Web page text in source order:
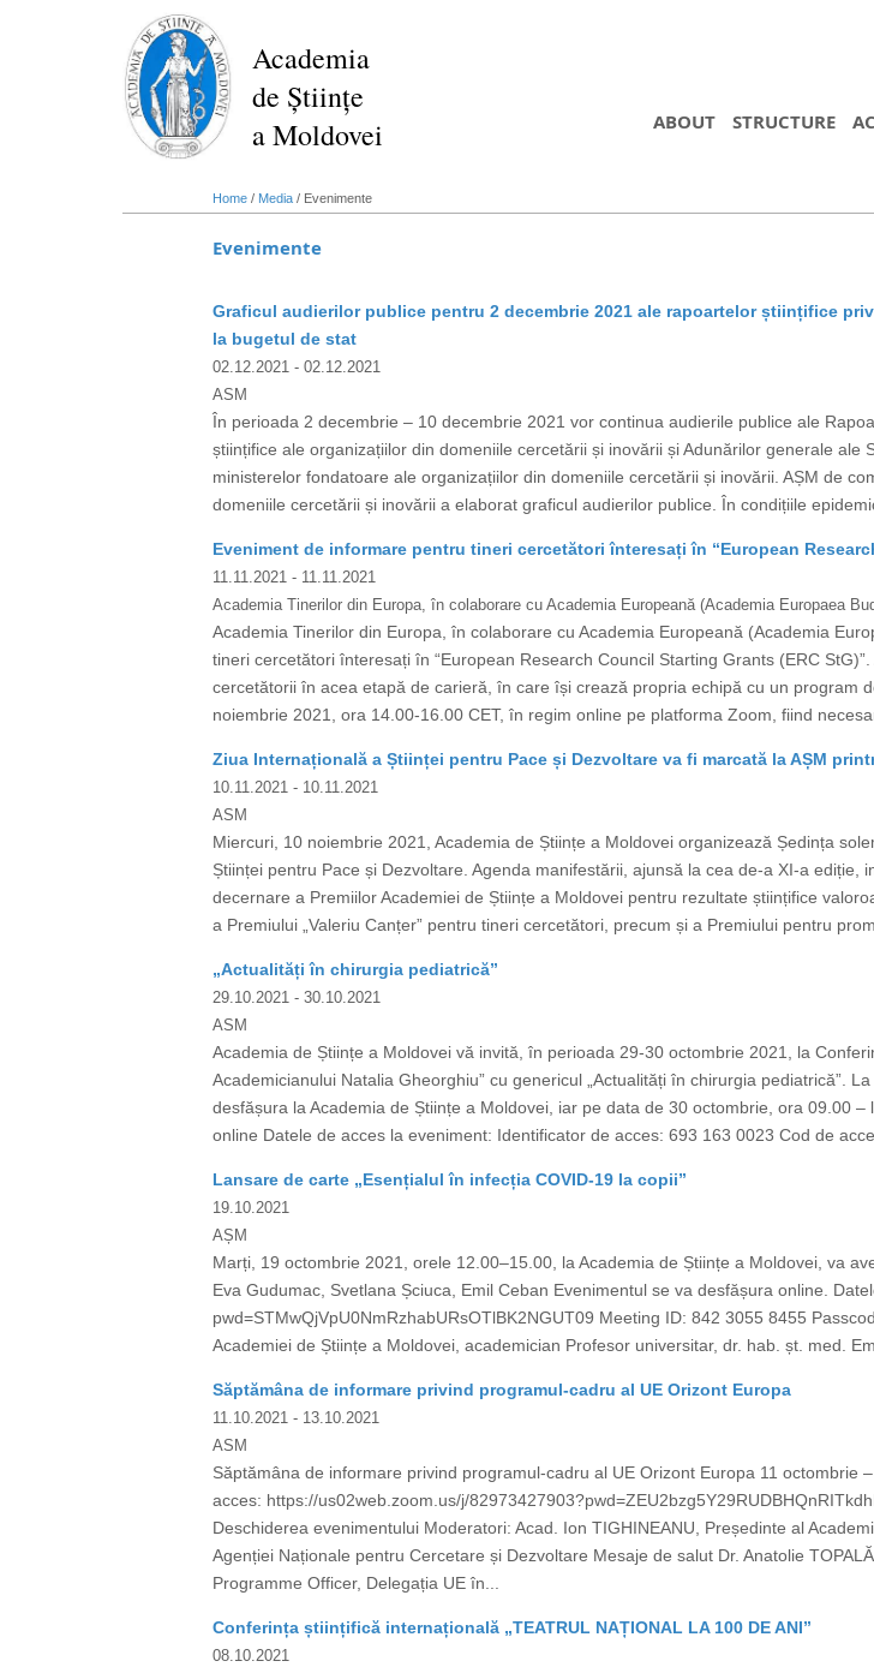
Academia
de Științe
a Moldovei
ABOUT STRUCTURE
Home / Media / Evenimente
Evenimente
Graficul audierilor publice pentru 2 decembrie 2021 ale rapoartelor științifice
la bugetul de stat
02.12.2021 - 02.12.2021
ASM
În perioada 2 decembrie – 10 decembrie 2021 vor continua audierile publice ale
științifice ale organizațiilor din domeniile cercetării și inovării și Adunărilor generale
ministerelor fondatoare ale organizațiilor din domeniile cercetării și inovării. AȘM de
domeniile cercetării și inovării a elaborat graficul audierilor publice. În condițiile
Eveniment de informare pentru tineri cercetători înteresați în “European
11.11.2021 - 11.11.2021
Academia Tinerilor din Europa, în colaborare cu Academia Europeană (Academia Europaea
Academia Tinerilor din Europa, în colaborare cu Academia Europeană (Academia
tineri cercetători înteresați în “European Research Council Starting Grants (ERC
cercetătorii în acea etapă de carieră, în care își crează propria echipă cu un program
noiembrie 2021, ora 14.00-16.00 CET, în regim online pe platforma Zoom, fiind
Ziua Internațională a Științei pentru Pace și Dezvoltare va fi marcată la AȘM
10.11.2021 - 10.11.2021
ASM
Miercuri, 10 noiembrie 2021, Academia de Științe a Moldovei organizează Ședința
Științei pentru Pace și Dezvoltare. Agenda manifestării, ajunsă la cea de-a XI-a
decernare a Premiilor Academiei de Științe a Moldovei pentru rezultate științifice
a Premiului „Valeriu Canțer” pentru tineri cercetători, precum și a Premiului pentru
„Actualități în chirurgia pediatrică”
29.10.2021 - 30.10.2021
ASM
Academia de Științe a Moldovei vă invită, în perioada 29-30 octombrie 2021, la
Academicianului Natalia Gheorghiu” cu genericul „Actualități în chirurgia pediatrică”.
desfășura la Academia de Științe a Moldovei, iar pe data de 30 octombrie, ora 09.00
online Datele de acces la eveniment: Identificator de acces: 693 163 0023 Cod de
Lansare de carte „Esențialul în infecția COVID-19 la copii”
19.10.2021
AȘM
Marți, 19 octombrie 2021, orele 12.00–15.00, la Academia de Științe a Moldovei, va
Eva Gudumac, Svetlana Șciuca, Emil Ceban Evenimentul se va desfășura online.
pwd=STMwQjVpU0NmRzhabURsOTlBK2NGUT09 Meeting ID: 842 3055 8455
Academiei de Științe a Moldovei, academician Profesor universitar, dr. hab. șt. med.
Săptămâna de informare privind programul-cadru al UE Orizont Europa
11.10.2021 - 13.10.2021
ASM
Săptămâna de informare privind programul-cadru al UE Orizont Europa 11
acces: https://us02web.zoom.us/j/
Deschiderea evenimentului Moderatori: Acad. Ion TIGHINEANU, Președinte al
Agenției Naționale pentru Cercetare și Dezvoltare Mesaje de salut Dr. Anatolie
Programme Officer, Delegația UE în...
Conferința științifică internațională „TEATRUL NAȚIONAL LA 100 DE ANI”
08.10.2021